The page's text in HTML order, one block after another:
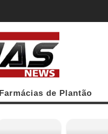
Farmácias de Plantão